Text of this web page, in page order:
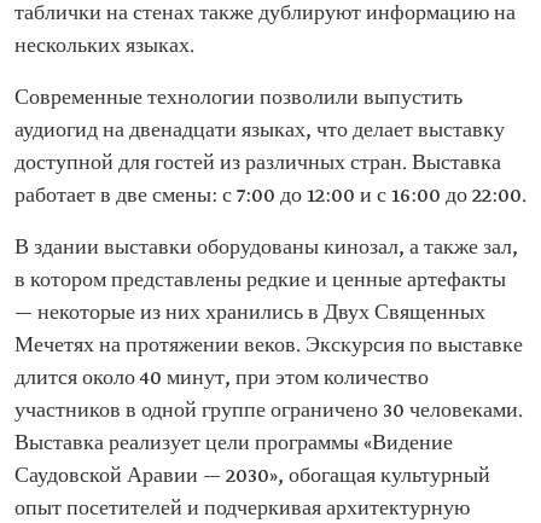
таблички на стенах также дублируют информацию на
нескольких языках.
Современные технологии позволили выпустить
аудиогид на двенадцати языках, что делает выставку
доступной для гостей из различных стран. Выставка
работает в две смены: с 7:00 до 12:00 и с 16:00 до 22:00.
В здании выставки оборудованы кинозал, а также зал,
в котором представлены редкие и ценные артефакты
— некоторые из них хранились в Двух Священных
Мечетях на протяжении веков. Экскурсия по выставке
длится около 40 минут, при этом количество
участников в одной группе ограничено 30 человеками.
Выставка реализует цели программы «Видение
Саудовской Аравии — 2030», обогащая культурный
опыт посетителей и подчеркивая архитектурную